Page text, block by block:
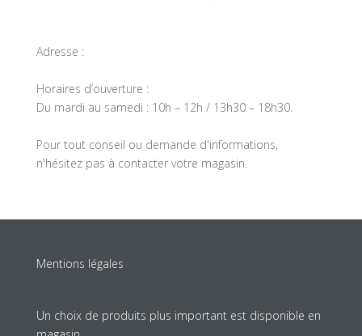
Adresse :
Horaires d’ouverture :
Du mardi au samedi : 10h – 12h / 13h30 – 18h30.
Pour tout conseil ou demande d'informations,
n'hésitez pas à contacter votre magasin.
Mentions légales
Un choix de produits plus important est disponible en